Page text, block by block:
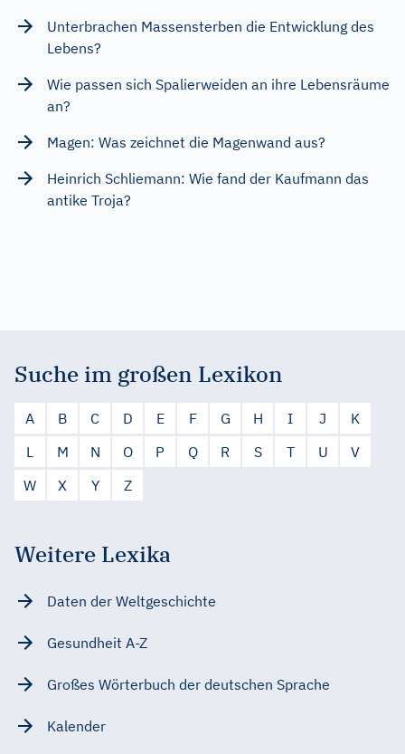
Unterbrachen Massensterben die Entwicklung des
Lebens?
Wie passen sich Spalierweiden an ihre Lebensräume
an?
Magen: Was zeichnet die Magenwand aus?
Heinrich Schliemann: Wie fand der Kaufmann das
antike Troja?
Suche im großen Lexikon
A B C D E F G H I J
K
L
M N O P Q R S T U
V
W
X Y Z
Weitere Lexika
Daten der Weltgeschichte
Gesundheit A-Z
Großes Wörterbuch der deutschen Sprache
Kalender